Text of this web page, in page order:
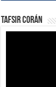
Tafsir Corán